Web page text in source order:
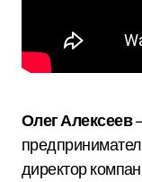
Олег Алексеев
директор